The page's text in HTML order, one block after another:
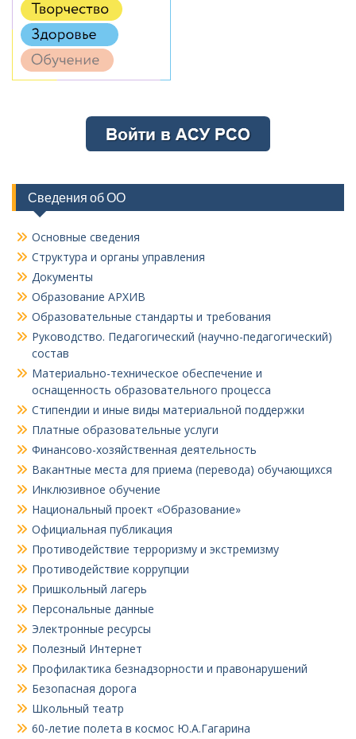
Сведения об ОО
Основные сведения
Структура и органы управления
Документы
Образование АРХИВ
Образовательные стандарты и требования
Руководство. Педагогический (научно-педагогический)
состав
Материально-техническое обеспечение и
оснащенность образовательного процесса
Стипендии и иные виды материальной поддержки
Платные образовательные услуги
Финансово-хозяйственная деятельность
Вакантные места для приема (перевода) обучающихся
Инклюзивное обучение
Национальный проект «Образование»
Официальная публикация
Противодействие терроризму и экстремизму
Противодействие коррупции
Пришкольный лагерь
Персональные данные
Электронные ресурсы
Полезный Интернет
Профилактика безнадзорности и правонарушений
Безопасная дорога
Школьный театр
60-летие полета в космос Ю.А.Гагарина